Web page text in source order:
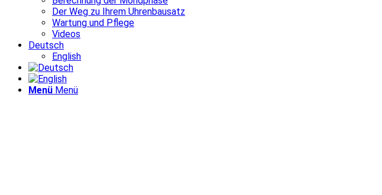
Der Weg zu Ihrem Uhrenbausatz
Wartung und Pflege
Videos
Deutsch
English
Menü Menü